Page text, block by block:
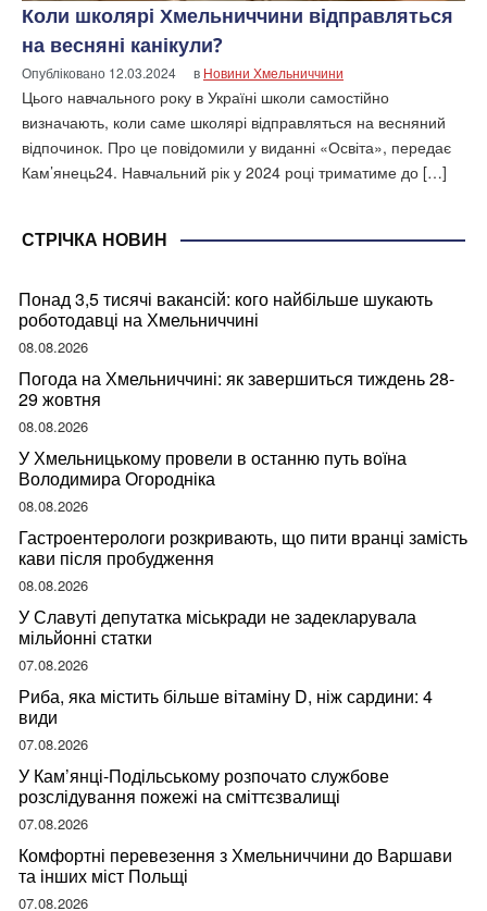
Коли школярі Хмельниччини відправляться
на весняні канікули?
Опубліковано 12.03.2024 в Новини Хмельниччини
Цього навчального року в Україні школи самостійно
визначають, коли саме школярі відправляться на весняний
відпочинок. Про це повідомили у виданні «Освіта», передає
Кам’янець24. Навчальний рік у 2024 році триматиме до […]
СТРІЧКА НОВИН
Понад 3,5 тисячі вакансій: кого найбільше шукають
роботодавці на Хмельниччині
08.08.2026
Погода на Хмельниччині: як завершиться тиждень 28-
29 жовтня
08.08.2026
У Хмельницькому провели в останню путь воїна
Володимира Огородніка
08.08.2026
Гастроентерологи розкривають, що пити вранці замість
кави після пробудження
08.08.2026
У Славуті депутатка міськради не задекларувала
мільйонні статки
07.08.2026
Риба, яка містить більше вітаміну D, ніж сардини: 4
види
07.08.2026
У Кам’янці-Подільському розпочато службове
розслідування пожежі на сміттєзвалищі
07.08.2026
Комфортні перевезення з Хмельниччини до Варшави
та інших міст Польщі
07.08.2026